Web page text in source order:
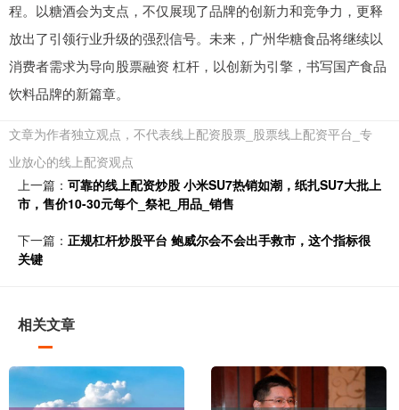
程。以糖酒会为支点，不仅展现了品牌的创新力和竞争力，更释
放出了引领行业升级的强烈信号。未来，广州华糖食品将继续以
消费者需求为导向股票融资 杠杆，以创新为引擎，书写国产食品
饮料品牌的新篇章。
文章为作者独立观点，不代表线上配资股票_股票线上配资平台_专
业放心的线上配资观点
上一篇： 可靠的线上配资炒股 小米SU7热销如潮，纸扎SU7大批上
市，售价10-30元每个_祭祀_用品_销售
下一篇： 正规杠杆炒股平台 鲍威尔会不会出手救市，这个指标很
关键
相关文章